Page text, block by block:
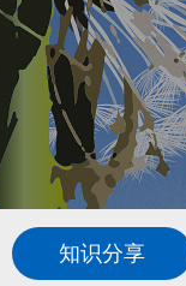
知识分享